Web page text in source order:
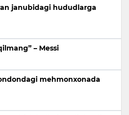
janubidagi hududlarga
– Messi
mehmonxonada